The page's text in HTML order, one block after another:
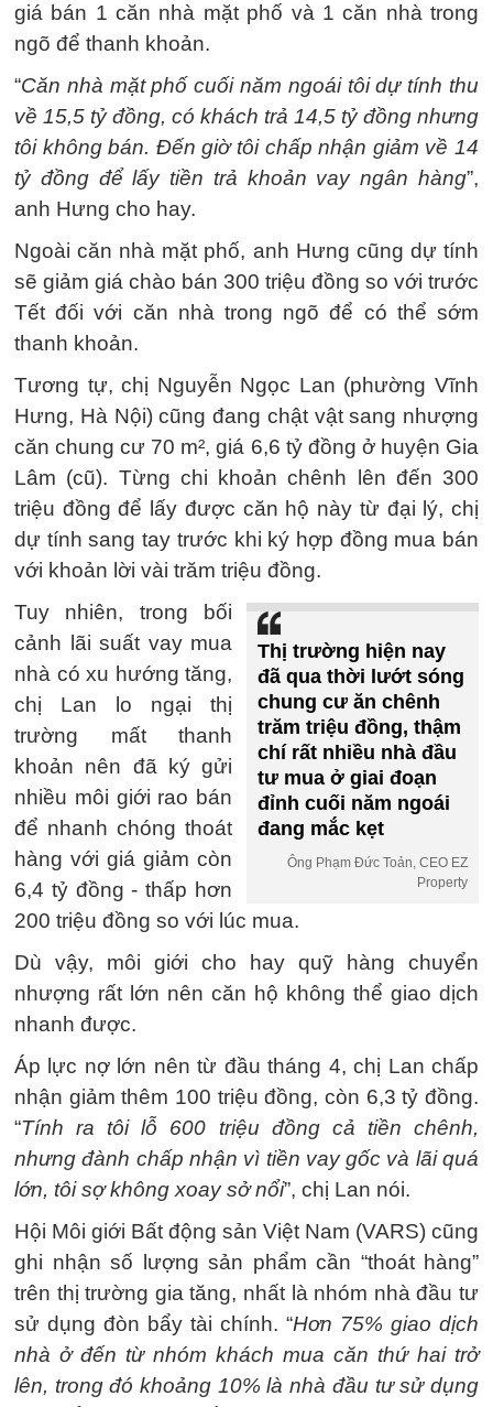
giá bán 1 căn nhà mặt phố và 1 căn nhà trong
ngõ để thanh khoản.
“Căn nhà mặt phố cuối năm ngoái tôi dự tính thu
về 15,5 tỷ đồng, có khách trả 14,5 tỷ đồng nhưng
tôi không bán. Đến giờ tôi chấp nhận giảm về 14
tỷ đồng để lấy tiền trả khoản vay ngân hàng”,
anh Hưng cho hay.
Ngoài căn nhà mặt phố, anh Hưng cũng dự tính
sẽ giảm giá chào bán 300 triệu đồng so với trước
Tết đối với căn nhà trong ngõ để có thể sớm
thanh khoản.
Tương tự, chị Nguyễn Ngọc Lan (phường Vĩnh
Hưng, Hà Nội) cũng đang chật vật sang nhượng
căn chung cư 70 m², giá 6,6 tỷ đồng ở huyện Gia
Lâm (cũ). Từng chi khoản chênh lên đến 300
triệu đồng để lấy được căn hộ này từ đại lý, chị
dự tính sang tay trước khi ký hợp đồng mua bán
với khoản lời vài trăm triệu đồng.
Thị trường hiện nay
đã qua thời lướt sóng
chung cư ăn chênh
trăm triệu đồng, thậm
chí rất nhiều nhà đầu
tư mua ở giai đoạn
đỉnh cuối năm ngoái
đang mắc kẹt
Ông Phạm Đức Toản, CEO EZ
Property
Tuy nhiên, trong bối
cảnh lãi suất vay mua
nhà có xu hướng tăng,
chị Lan lo ngại thị
trường mất thanh
khoản nên đã ký gửi
nhiều môi giới rao bán
để nhanh chóng thoát
hàng với giá giảm còn
6,4 tỷ đồng - thấp hơn
200 triệu đồng so với lúc mua.
Dù vậy, môi giới cho hay quỹ hàng chuyển
nhượng rất lớn nên căn hộ không thể giao dịch
nhanh được.
Áp lực nợ lớn nên từ đầu tháng 4, chị Lan chấp
nhận giảm thêm 100 triệu đồng, còn 6,3 tỷ đồng.
“Tính ra tôi lỗ 600 triệu đồng cả tiền chênh,
nhưng đành chấp nhận vì tiền vay gốc và lãi quá
lớn, tôi sợ không xoay sở nổi”, chị Lan nói.
Hội Môi giới Bất động sản Việt Nam (VARS) cũng
ghi nhận số lượng sản phẩm cần “thoát hàng”
trên thị trường gia tăng, nhất là nhóm nhà đầu tư
sử dụng đòn bẩy tài chính. “Hơn 75% giao dịch
nhà ở đến từ nhóm khách mua căn thứ hai trở
lên, trong đó khoảng 10% là nhà đầu tư sử dụng